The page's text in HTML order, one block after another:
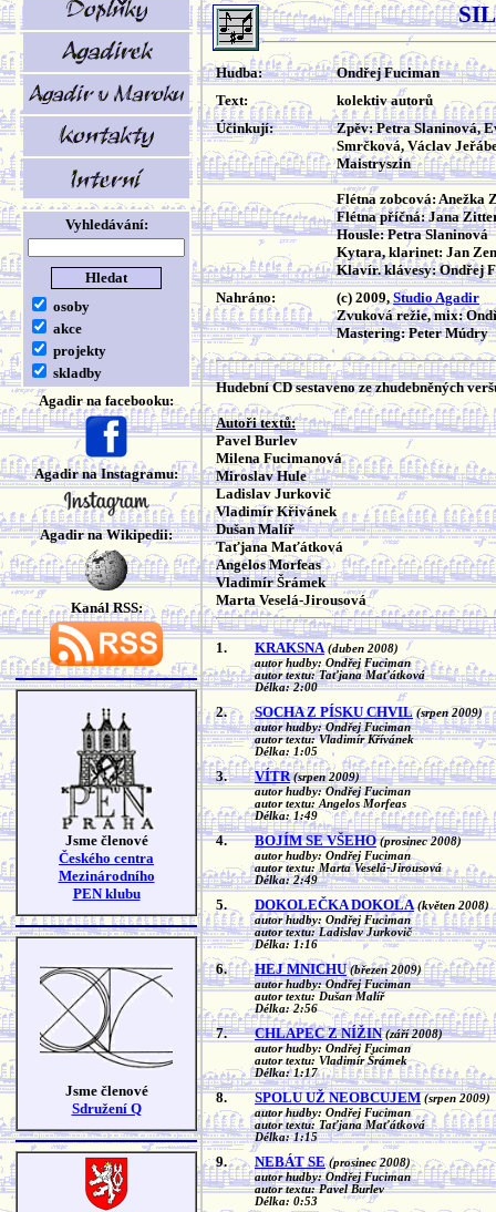
Vyhledávání:
osoby
akce
projekty
skladby
Agadir na facebooku:
Agadir na Instagramu:
Agadir na Wikipedii:
Kanál RSS:
Jsme členové
Českého centra
Mezinárodního
PEN klubu
Jsme členové
Sdružení Q
Hudba:
Ondřej Fuciman
Text:
kolektiv autorů
Účinkují:
Zpěv: Petra Slaninová,
Smrčková, Václav
Maistryszin
Flétna zobcová: Anežka
Flétna příčná: Jana
Housle: Petra Slaninová
Kytara, klarinet: Jan
Klavír. klávesy: Ondřej
Nahráno:
(c) 2009, Studio Agadir
Zvuková režie, mix:
Mastering: Peter Múdry
Hudební CD sestaveno ze zhudebněných
Autoři textů:
Pavel Burlev
Milena Fucimanová
Miroslav Hule
Ladislav Jurkovič
Vladimír Křivánek
Dušan Malíř
Taťjana Maťátková
Angelos Morfeas
Vladimír Šrámek
Marta Veselá-Jirousová
1. KRAKSNA (duben 2008)
autor hudby: Ondřej Fuciman
autor textu: Taťjana Maťátková
Délka: 2:00
2. SOCHA Z PÍSKU CHVIL (srpen 2009)
autor hudby: Ondřej Fuciman
autor textu: Vladimír Křívánek
Délka: 1:05
3. VÍTR (srpen 2009)
autor hudby: Ondřej Fuciman
autor textu: Angelos Morfeas
Délka: 1:49
4. BOJÍM SE VŠEHO (prosinec 2008)
autor hudby: Ondřej Fuciman
autor textu: Marta Veselá-Jirousová
Délka: 2:49
5. DOKOLEČKA DOKOLA (květen 2008)
autor hudby: Ondřej Fuciman
autor textu: Ladislav Jurkovič
Délka: 1:16
6. HEJ MNICHU (březen 2009)
autor hudby: Ondřej Fuciman
autor textu: Dušan Malíř
Délka: 2:56
7. CHLAPEC Z NÍŽIN (září 2008)
autor hudby: Ondřej Fuciman
autor textu: Vladimír Šrámek
Délka: 1:17
8. SPOLU UŽ NEOBCUJEM (srpen 2009)
autor hudby: Ondřej Fuciman
autor textu: Taťjana Maťátková
Délka: 1:15
9. NEBÁT SE (prosinec 2008)
autor hudby: Ondřej Fuciman
autor textu: Pavel Burlev
Délka: 0:53